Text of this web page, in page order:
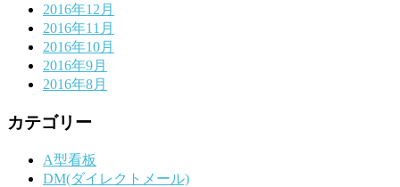
2016年12月
2016年11月
2016年10月
2016年9月
2016年8月
カテゴリー
A型看板
DM(ダイレクトメール)